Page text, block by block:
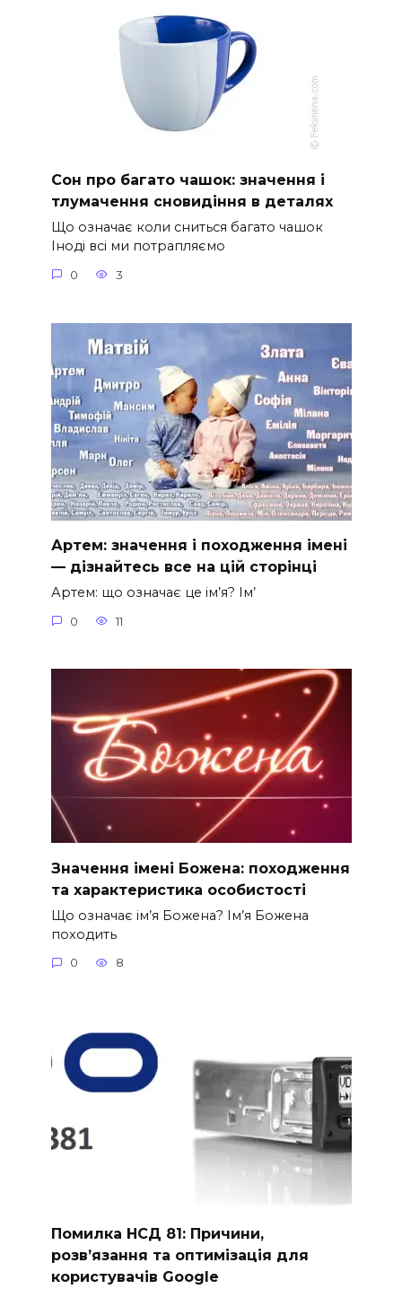
Сон про багато чашок: значення і
тлумачення сновидіння в деталях
Що означає коли сниться багато чашок
Іноді всі ми потрапляємо
0 3
Артем: значення і походження імені
— дізнайтесь все на цій сторінці
Артем: що означає це ім’я? Ім’
0 11
Значення імені Божена: походження
та характеристика особистості
Що означає ім’я Божена? Ім’я Божена
походить
0 8
Помилка НСД 81: Причини,
розв’язання та оптимізація для
користувачів Google